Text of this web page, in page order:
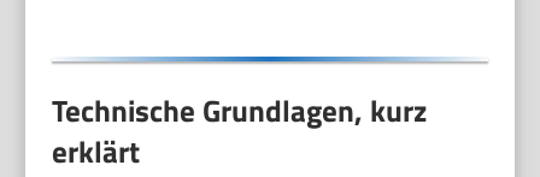
Technische Grundlagen, kurz
erklärt